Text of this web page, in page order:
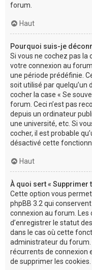
forum.
Haut
Pourquoi suis-je
Si vous ne cochez pas la
votre connexion au
une période prédéfinie.
soit utilisé par quelqu’un
cocher la case « Se
forum. Ceci n’est pas
depuis un ordinateur
une université, etc. Si
cocher, il est probable
désactivé cette
Haut
À quoi sert « Supprimer
Cette option vous
phpBB 3.2 qui
connexion au forum.
d’enregistrer le statut
dans le cas où cette
administrateur du
récurrents de connexion
de supprimer les cookies.